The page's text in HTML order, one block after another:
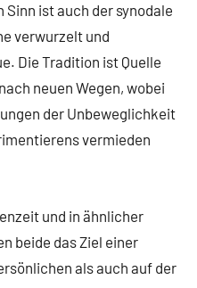
ist auch der synodale
verwurzelt und
Die Tradition ist Quelle
neuen Wegen, wobei
der Unbeweglichkeit
vermieden
und in ähnlicher
beide das Ziel einer
als auch auf der